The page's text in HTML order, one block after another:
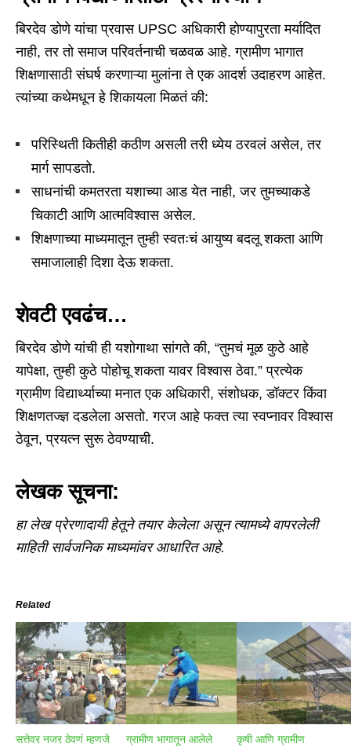
बिरदेव डोणे यांचा प्रवास UPSC अधिकारी होण्यापुरता मर्यादित
नाही, तर तो समाज परिवर्तनाची चळवळ आहे. ग्रामीण भागात
शिक्षणासाठी संघर्ष करणाऱ्या मुलांना ते एक आदर्श उदाहरण आहेत.
त्यांच्या कथेमधून हे शिकायला मिळतं की:
परिस्थिती कितीही कठीण असली तरी ध्येय ठरवलं असेल, तर
मार्ग सापडतो.
साधनांची कमतरता यशाच्या आड येत नाही, जर तुमच्याकडे
चिकाटी आणि आत्मविश्वास असेल.
शिक्षणाच्या माध्यमातून तुम्ही स्वतःचं आयुष्य बदलू शकता आणि
समाजालाही दिशा देऊ शकता.
शेवटी एवढंच…
बिरदेव डोणे यांची ही यशोगाथा सांगते की, “तुमचं मूळ कुठे आहे
यापेक्षा, तुम्ही कुठे पोहोचू शकता यावर विश्वास ठेवा.” प्रत्येक
ग्रामीण विद्यार्थ्याच्या मनात एक अधिकारी, संशोधक, डॉक्टर किंवा
शिक्षणतज्ज्ञ दडलेला असतो. गरज आहे फक्त त्या स्वप्नावर विश्वास
ठेवून, प्रयत्न सुरू ठेवण्याची.
लेखक सूचना:
हा लेख प्रेरणादायी हेतूने तयार केलेला असून त्यामध्ये वापरलेली
माहिती सार्वजनिक माध्यमांवर आधारितआहे.
Related
सत्तेवर नजर ठेवणं म्हणजे
ग्रामीण भागातून आलेले
कृषी आणि ग्रामीण